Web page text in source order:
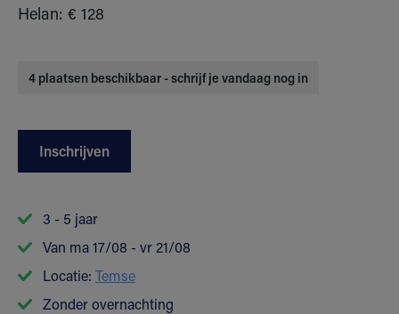
Helan: € 128
4 plaatsen beschikbaar - schrijf je vandaag nog in
Inschrijven
3 - 5 jaar
Van ma 17/08 - vr 21/08
Locatie: Temse
Zonder overnachting